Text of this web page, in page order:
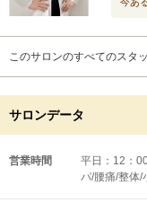
このサロンのすべてのスタ
サロンデータ
営業時間
平日：12：
パ/腰痛/整体/